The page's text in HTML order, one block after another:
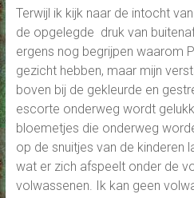
Terwijl ik kijk naar de intocht
de opgelegde druk van
ergens nog begrijpen waarom
gezicht hebben, maar mijn
boven bij de gekleurde en
escorte onderweg wordt
bloemetjes die onderweg
op de snuitjes van de kinderen
wat er zich afspeelt onder de
volwassenen. Ik kan geen